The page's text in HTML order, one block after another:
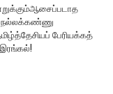
நல்லக்கண்ணு
பேரியக்கத்